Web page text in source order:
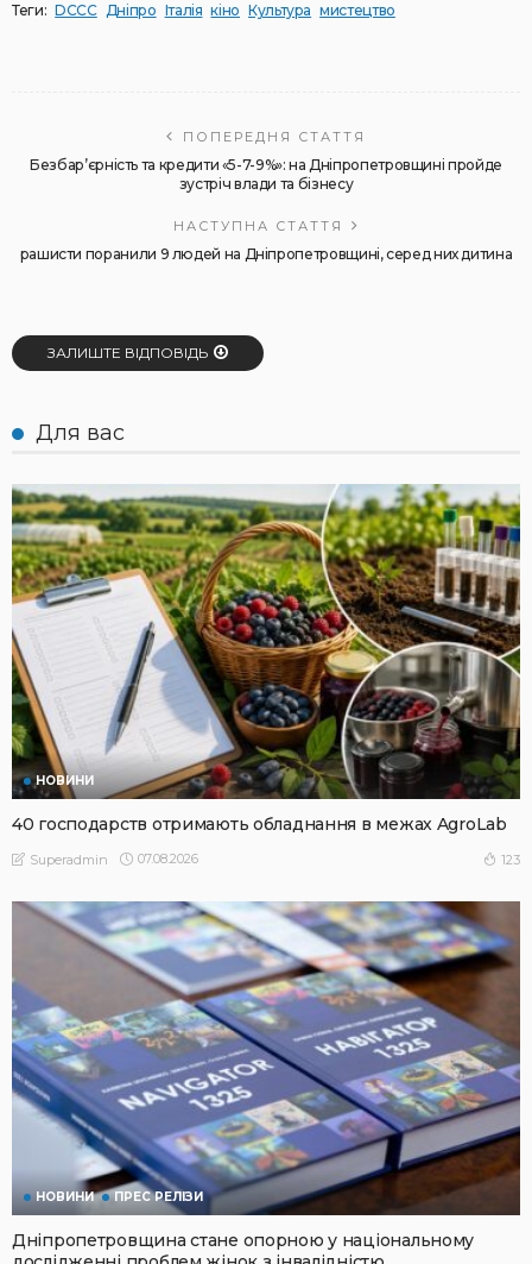
Теги: DCCC Дніпро Італія кіно Культура мистецтво
ПОПЕРЕДНЯ СТАТТЯ
Безбар’єрність та кредити «5-7-9%»: на Дніпропетровщині пройде
зустріч влади та бізнесу
НАСТУПНА СТАТТЯ
рашисти поранили 9 людей на Дніпропетровщині, серед них дитина
ЗАЛИШТЕ ВІДПОВІДЬ
Для вас
НОВИНИ
40 господарств отримають обладнання в межах AgroLab
Superadmin 07.08.2026 123
НОВИНИ ПРЕС РЕЛІЗИ
Дніпропетровщина стане опорною у національному